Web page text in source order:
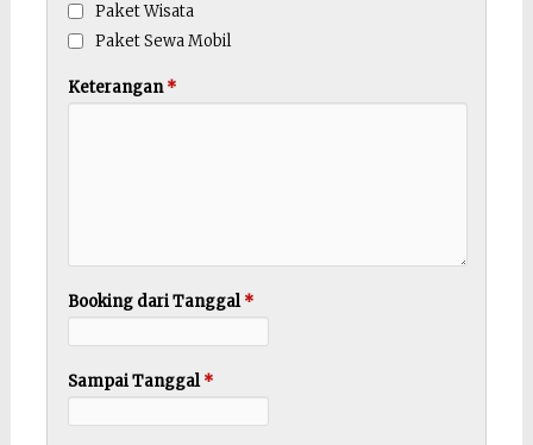
Paket Wisata
Paket Sewa Mobil
Keterangan*
Booking dari Tanggal*
Sampai Tanggal*